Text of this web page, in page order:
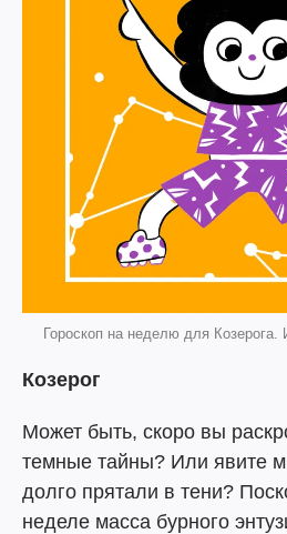
Гороскоп на неделю для Козерога.
Козерог
Может быть, скоро вы
темные тайны? Или явите
долго прятали в тени?
неделе масса бурного